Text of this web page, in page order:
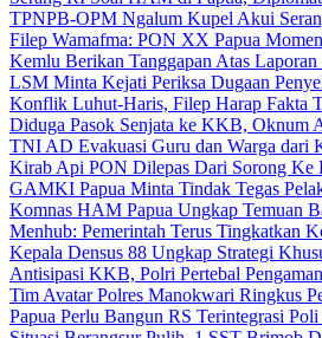
TPNPB-OPM Ngalum Kupel Akui
Filep Wamafma: PON XX Papua
Kemlu Berikan Tanggapan Atas
LSM Minta Kejati Periksa Dugaan
Konflik Luhut-Haris, Filep Harap Fakta
Diduga Pasok Senjata ke KKB, Oknum
TNI AD Evakuasi Guru dan Warga dari
Kirab Api PON Dilepas Dari Sorong Ke
GAMKI Papua Minta Tindak Tegas
Komnas HAM Papua Ungkap Temuan
Menhub: Pemerintah Terus Tingkatkan
Kepala Densus 88 Ungkap Strategi
Antisipasi KKB, Polri Pertebal
Tim Avatar Polres Manokwari Ringkus
Papua Perlu Bangun RS Terintegrasi